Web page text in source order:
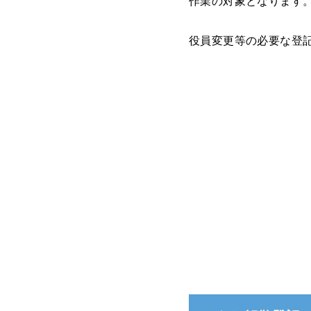
役員変更等の必要な登